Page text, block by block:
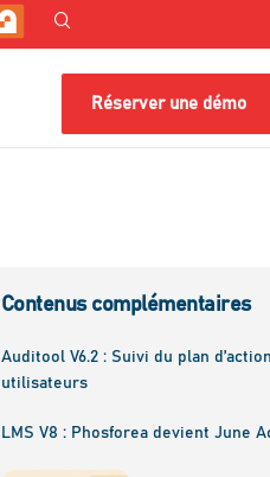
Réserver une démo
Contenus complémentaires
Auditool V6.2 : Suivi du plan
utilisateurs
LMS V8 : Phosforea devient June